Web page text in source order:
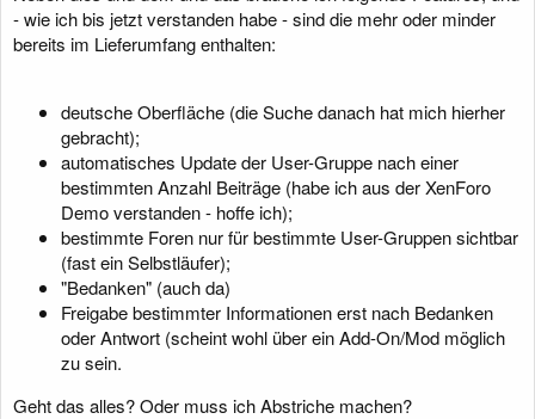
- wie ich bis jetzt verstanden habe - sind die mehr oder minder
bereits im Lieferumfang enthalten:
deutsche Oberfläche (die Suche danach hat mich hierher
gebracht);
automatisches Update der User-Gruppe nach einer
bestimmten Anzahl Beiträge (habe ich aus der XenForo
Demo verstanden - hoffe ich);
bestimmte Foren nur für bestimmte User-Gruppen sichtbar
(fast ein Selbstläufer);
"Bedanken" (auch da)
Freigabe bestimmter Informationen erst nach Bedanken
oder Antwort (scheint wohl über ein Add-On/Mod möglich
zu sein.
Geht das alles? Oder muss ich Abstriche machen?